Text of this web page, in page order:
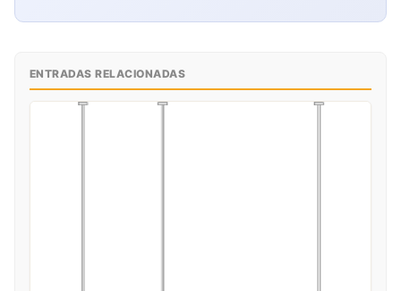
ENTRADAS RELACIONADAS